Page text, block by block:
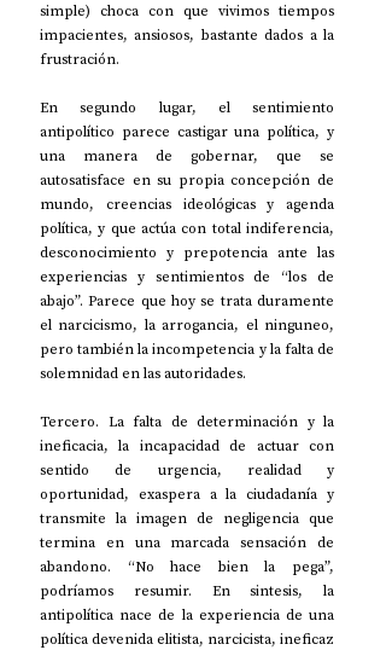
simple) choca con que vivimos tiempos
impacientes, ansiosos, bastante dados a la
frustración.
En segundo lugar, el sentimiento
antipolítico parece castigar una política, y
una manera de gobernar, que se
autosatisface en su propia concepción de
mundo, creencias ideológicas y agenda
política, y que actúa con total indiferencia,
desconocimiento y prepotencia ante las
experiencias y sentimientos de “los de
abajo”. Parece que hoy se trata duramente
el narcicismo, la arrogancia, el ninguneo,
pero también la incompetencia y la falta de
solemnidad en las autoridades.
Tercero. La falta de determinación y la
ineficacia, la incapacidad de actuar con
sentido de urgencia, realidad y
oportunidad, exaspera a la ciudadanía y
transmite la imagen de negligencia que
termina en una marcada sensación de
abandono. “No hace bien la pega”,
podríamos resumir. En sintesis, la
antipolítica nace de la experiencia de una
política devenida elitista, narcicista, ineficaz